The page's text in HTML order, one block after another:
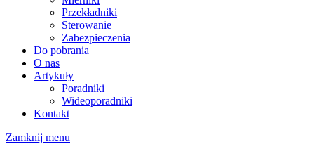
Przekładniki
Sterowanie
Zabezpieczenia
Do pobrania
O nas
Artykuły
Poradniki
Wideoporadniki
Kontakt
Zamknij menu